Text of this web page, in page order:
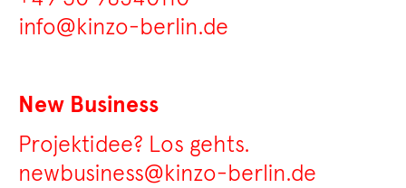
info@kinzo-berlin.de
New Business
Projektidee? Los gehts.
newbusiness@kinzo-berlin.de